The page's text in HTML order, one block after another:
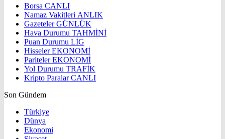
Borsa CANLI
Namaz Vakitleri ANLIK
GazetelerGÜNLÜK
Hava Durumu TAHMİNİ
Puan Durumu LİG
HisselerEKONOMİ
ParitelerEKONOMİ
Yol Durumu TRAFİK
Kripto ParalarCANLI
Son Gündem
Türkiye
Dünya
Ekonomi